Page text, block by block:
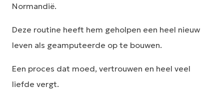
Normandië.
Deze routine heeft hem geholpen een heel nieuw
leven als geamputeerde op te bouwen.
Een proces dat moed, vertrouwen en heel veel
liefde vergt.